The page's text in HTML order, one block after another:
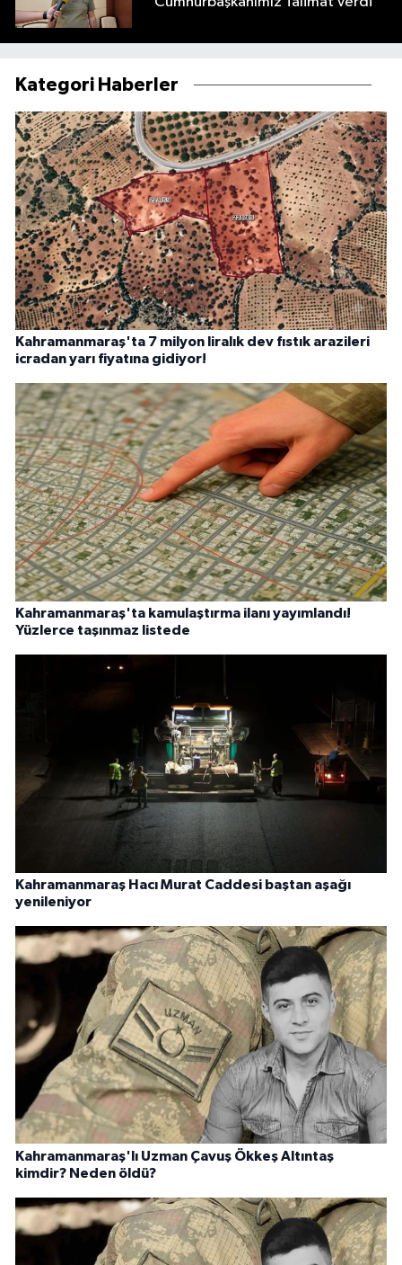
Kategori Haberler
Kahramanmaraş'ta 7 milyon liralık dev fıstık arazileri
icradan yarı fiyatına gidiyor!
Kahramanmaraş'ta kamulaştırma ilanı yayımlandı!
Yüzlerce taşınmaz listede
Kahramanmaraş Hacı Murat Caddesi baştan aşağı
yenileniyor
Kahramanmaraş'lı Uzman Çavuş Ökkeş Altıntaş
kimdir? Neden öldü?